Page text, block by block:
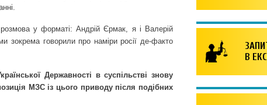
у форматі: Андрій Єрмак, я і Валерій
говорили про наміри росії де-факто
Державності в суспільстві знову
МЗС із цього приводу після подібних
В